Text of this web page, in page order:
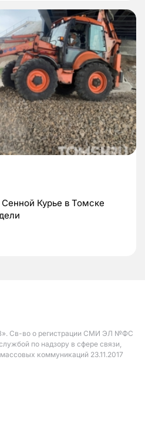
Курье в Томске
Св-во о регистрации СМИ ЭЛ №ФС
по надзору в сфере связи,
коммуникаций 23.11.2017